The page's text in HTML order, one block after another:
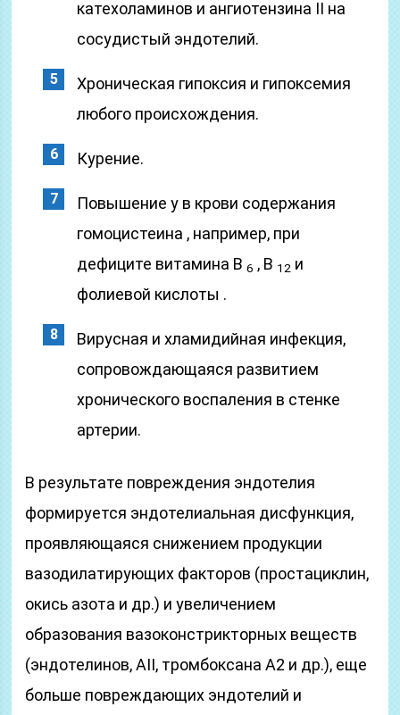
катехоламинов и ангиотензина II на
сосудистый эндотелий.
Хроническая гипоксия и гипоксемия
любого происхождения.
Курение.
Повышение у в крови содержания
гомоцистеина , например, при
дефиците витамина В6 , В 12 и
фолиевой кислоты .
Вирусная и хламидийная инфекция,
сопровождающаяся развитием
хронического воспаления в стенке
артерии.
В результате повреждения эндотелия
формируется эндотелиальная дисфункция,
проявляющаяся снижением продукции
вазодилатирующих факторов (простациклин,
окись азота и др.) и увеличением
образования вазоконстрикторных веществ
(эндотелинов, АII, тромбоксана А2 и др.), еще
больше повреждающих эндотелий и